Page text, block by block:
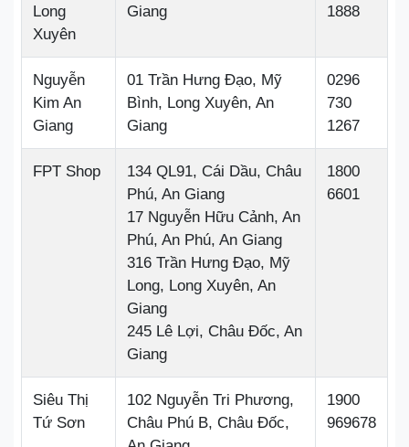
Long
Xuyên
Giang
1888
Nguyễn
Kim An
Giang
01 Trần Hưng Đạo, Mỹ
Bình, Long Xuyên, An
Giang
0296
730
1267
FPT Shop
134 QL91, Cái Dầu, Châu
Phú, An Giang
17 Nguyễn Hữu Cảnh, An
Phú, An Phú, An Giang
316 Trần Hưng Đạo, Mỹ
Long, Long Xuyên, An
Giang
245 Lê Lợi, Châu Đốc, An
Giang
1800
6601
Siêu Thị
Tứ Sơn
102 Nguyễn Tri Phương,
Châu Phú B, Châu Đốc,
1900
969678